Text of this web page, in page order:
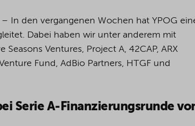
– In den vergangenen Wochen hat YPOG
Dabei haben wir unter anderem mit
Ventures, Project A, 42CAP, ARX
Fund, AdBio Partners, HTGF und
Serie A-Finanzierungsrunde